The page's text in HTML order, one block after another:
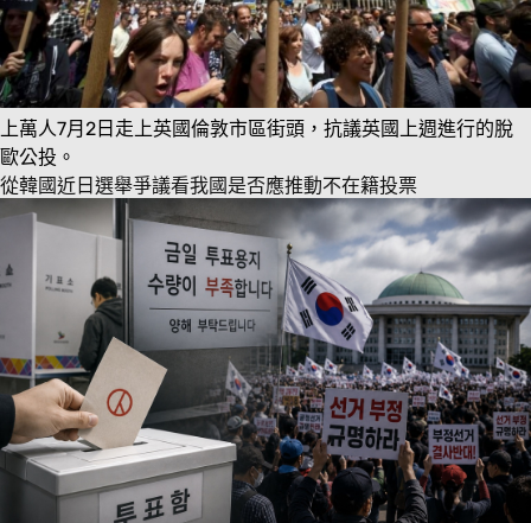
上萬人7月2日走上英國倫敦市區街頭，抗議英國上週進行的脫
歐公投。
從韓國近日選舉爭議看我國是否應推動不在籍投票